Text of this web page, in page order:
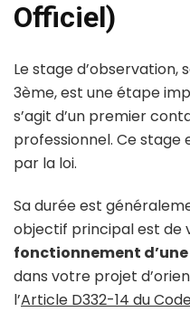
Officiel)
Le stage d’observation,
3ème, est une étape
s’agit d’un premier
professionnel. Ce
par la loi.
Sa durée est
objectif principal est de
fonctionnement
dans votre projet
l’Article D332-14 du